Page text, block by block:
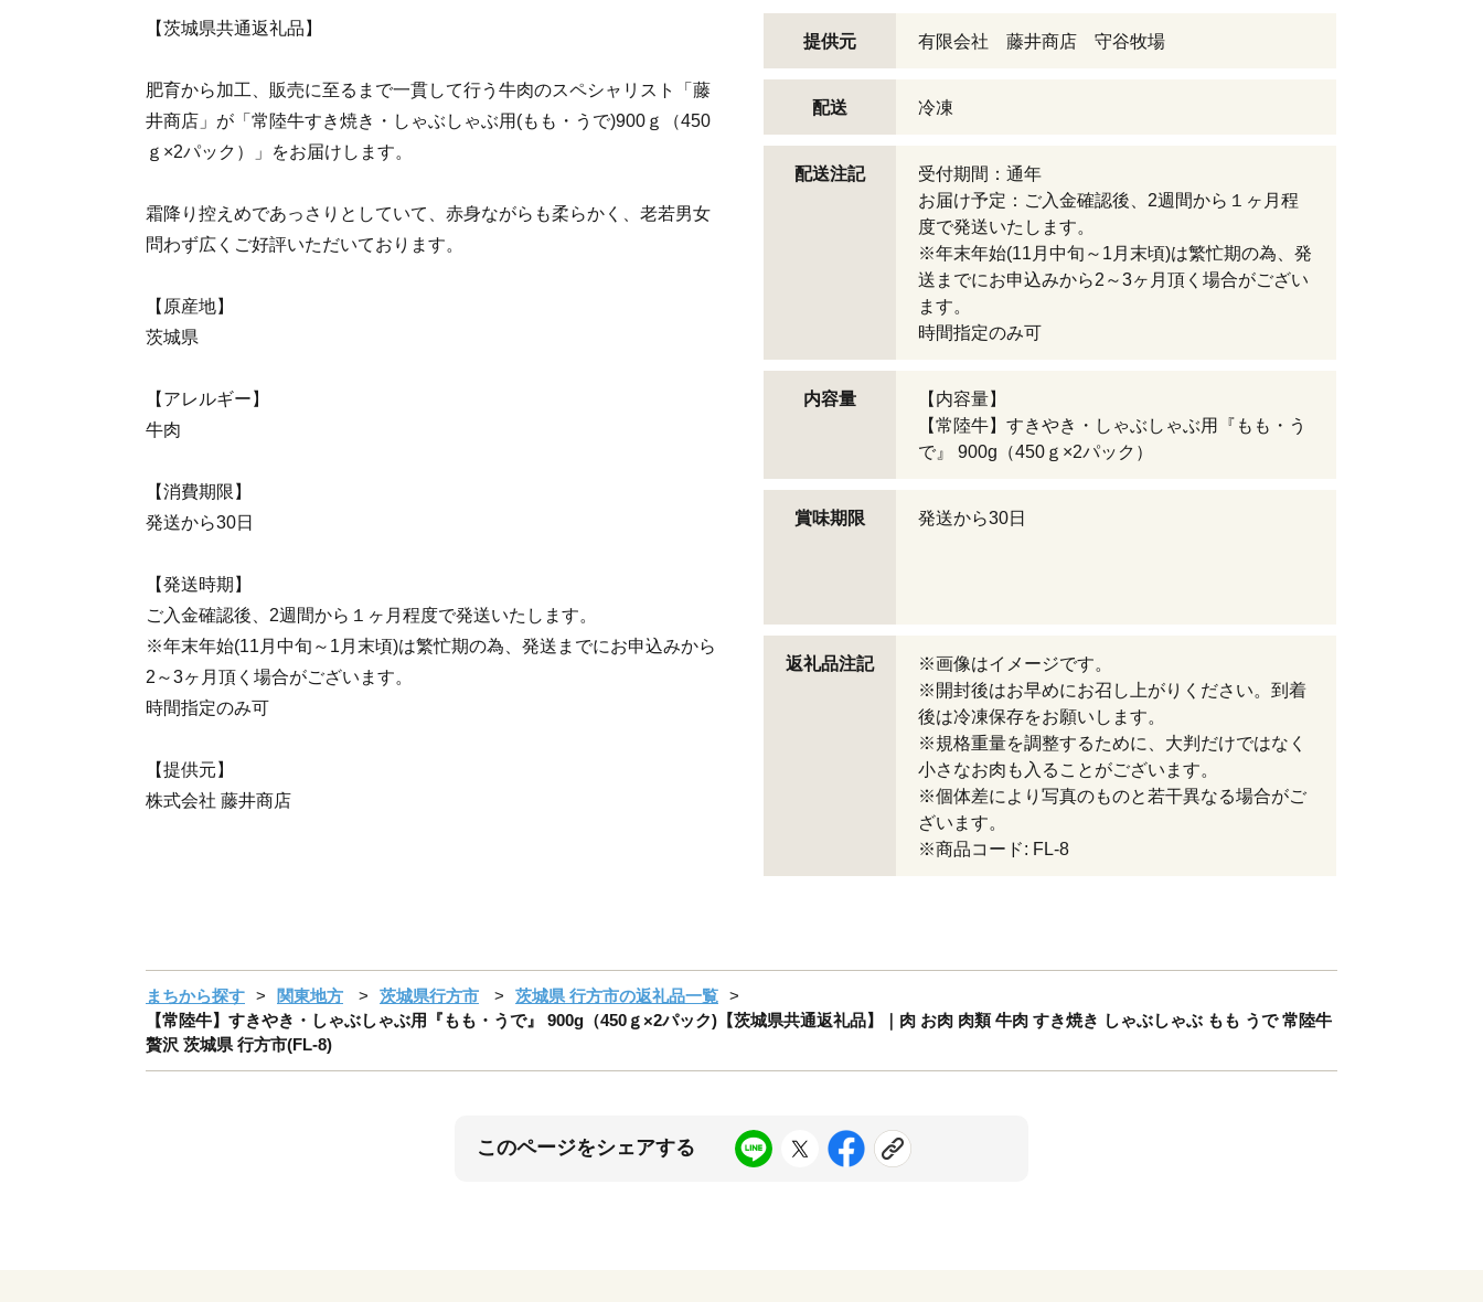
【茨城県共通返礼品】
肥育から加工、販売に至るまで一貫して行う牛肉のスペシャリスト「藤
井商店」が「常陸牛すき焼き・しゃぶしゃぶ用(もも・うで)900ｇ（450
ｇ×2パック）」をお届けします。
霜降り控えめであっさりとしていて、赤身ながらも柔らかく、老若男女
問わず広くご好評いただいております。
【原産地】
茨城県
【アレルギー】
牛肉
【消費期限】
発送から30日
【発送時期】
ご入金確認後、2週間から１ヶ月程度で発送いたします。
※年末年始(11月中旬～1月末頃)は繁忙期の為、発送までにお申込みから
2～3ヶ月頂く場合がございます。
時間指定のみ可
【提供元】
株式会社 藤井商店
提供元 有限会社 藤井商店 守谷牧場
配送 冷凍
配送注記
受付期間：通年
お届け予定：ご入金確認後、2週間から１ヶ月程
度で発送いたします。
※年末年始(11月中旬～1月末頃)は繁忙期の為、発
送までにお申込みから2～3ヶ月頂く場合がござい
ます。
時間指定のみ可
内容量
【内容量】
【常陸牛】すきやき・しゃぶしゃぶ用『もも・う
で』 900g（450ｇ×2パック）
賞味期限 発送から30日
返礼品注記
※画像はイメージです。
※開封後はお早めにお召し上がりください。到着
後は冷凍保存をお願いします。
※規格重量を調整するために、大判だけではなく
小さなお肉も入ることがございます。
※個体差により写真のものと若干異なる場合がご
ざいます。
※商品コード: FL-8
まちから探す 関東地方 茨城県行方市
茨城県 行方市の返礼品一覧
【常陸牛】すきやき・しゃぶしゃぶ用『もも・うで』 900g（450ｇ×2パック)【茨城県共通返礼品】｜肉 お肉 肉類 牛肉 すき焼き しゃぶしゃぶ もも うで 常陸牛
贅沢 茨城県 行方市(FL-8)
このページをシェアする